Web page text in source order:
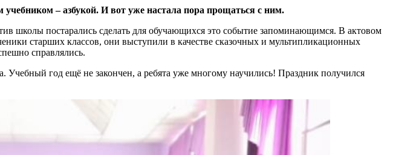
– азбукой. И вот уже настала пора прощаться с ним.
школы постарались сделать для обучающихся это событие запоминающимся. В актовом
старших классов, они выступили в качестве сказочных и мультипликационных
справлялись.
Учебный год ещё не закончен, а ребята уже многому научились! Праздник получился